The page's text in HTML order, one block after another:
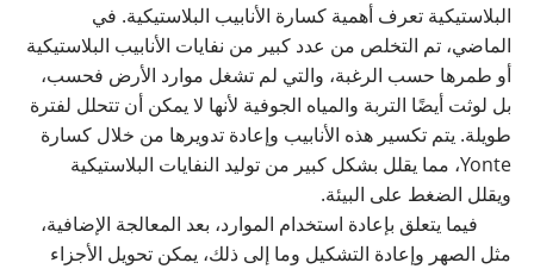
البلاستيكية تعرف أهمية كسارة الأنابيب البلاستيكية. في
الماضي، تم التخلص من عدد كبير من نفايات الأنابيب البلاستيكية
أو طمرها حسب الرغبة، والتي لم تشغل موارد الأرض فحسب،
بل لوثت أيضًا التربة والمياه الجوفية لأنها لا يمكن أن تتحلل لفترة
طويلة. يتم تكسير هذه الأنابيب وإعادة تدويرها من خلال كسارة
Yonte، مما يقلل بشكل كبير من توليد النفايات البلاستيكية
ويقلل الضغط على البيئة.
فيما يتعلق بإعادة استخدام الموارد، بعد المعالجة الإضافية،
مثل الصهر وإعادة التشكيل وما إلى ذلك، يمكن تحويل الأجزاء